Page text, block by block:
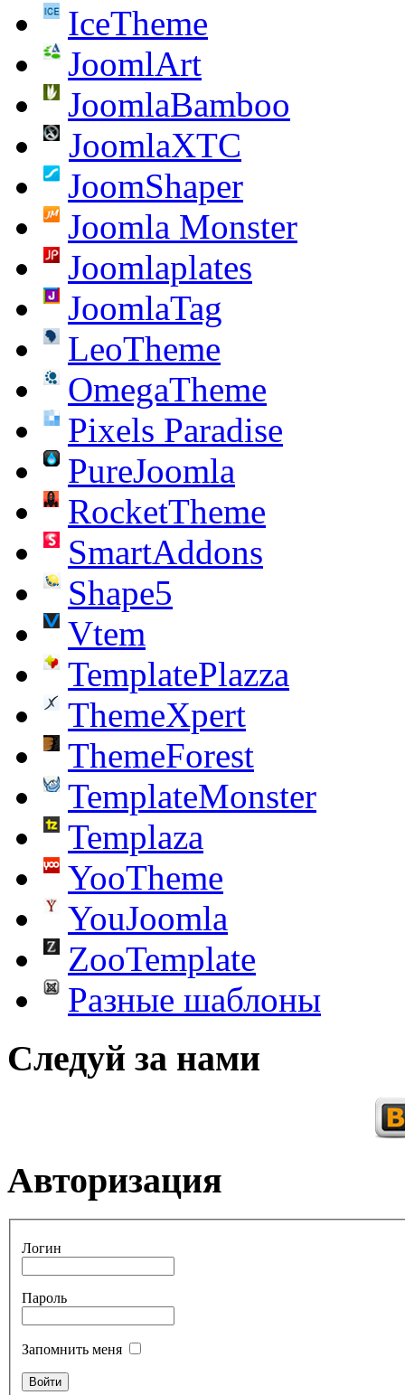
IceTheme
JoomlArt
JoomlaBamboo
JoomlaXTC
JoomShaper
Joomla Monster
Joomlaplates
JoomlaTag
LeoTheme
OmegaTheme
Pixels Paradise
PureJoomla
RocketTheme
SmartAddons
Shape5
Vtem
TemplatePlazza
ThemeXpert
ThemeForest
TemplateMonster
Templaza
YooTheme
YouJoomla
ZooTemplate
Разные шаблоны
Следуй за нами
Авторизация
Логин
Пароль
Запомнить меня